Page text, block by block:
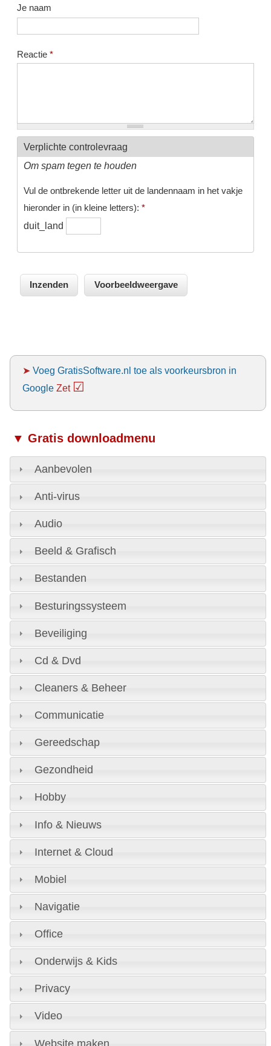
Je naam
Reactie *
Verplichte controlevraag
Om spam tegen te houden
Vul de ontbrekende letter uit de landennaam in het vakje
hieronder in (in kleine letters): *
duit_land
➤ Voeg GratisSoftware.nl toe als voorkeursbron in
Google Zet ☑
▼ Gratis downloadmenu
Aanbevolen
Anti-virus
Audio
Beeld & Grafisch
Bestanden
Besturingssysteem
Beveiliging
Cd & Dvd
Cleaners & Beheer
Communicatie
Gereedschap
Gezondheid
Hobby
Info & Nieuws
Internet & Cloud
Mobiel
Navigatie
Office
Onderwijs & Kids
Privacy
Video
Website maken